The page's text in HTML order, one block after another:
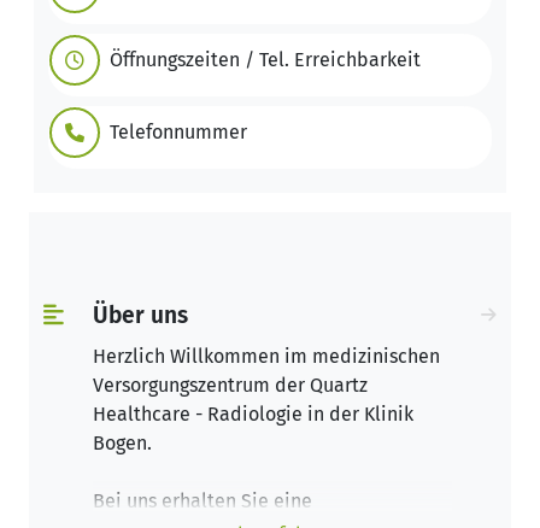
Öffnungszeiten / Tel. Erreichbarkeit
Telefonnummer
Über uns
Herzlich Willkommen im medizinischen
Versorgungszentrum der Quartz
Healthcare - Radiologie in der Klinik
Bogen.
Bei uns erhalten Sie eine